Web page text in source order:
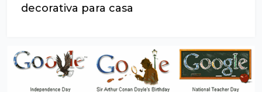
decorativa para casa